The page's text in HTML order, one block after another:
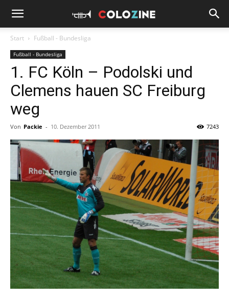
Start Fußball - Bundesliga
Fußball - Bundesliga
1. FC Köln – Podolski und
Clemens hauen SC Freiburg
weg
Von Packie - 10. Dezember 2011 7243